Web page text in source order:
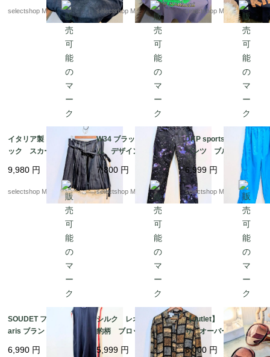
トラコットン 両面プリ
selectshop Merci.
イズ
selectshop Merci.
バ ナラ
selectshop Merci.
イタリア製 90s ゴシ
ック スカート サイ
ズ４２ ブラック リ
ボン ストライプ プ
リーツ フリル 膝丈ス
9,980 円
selectshop Merci.
W34 ブラック デニ
ム デザイン スキニ
ー ストレッチ ジー
ンズ ボトムス パン
ツ パープル 星屑デザ
イン
7,800 円
selectshop Merci.
DKP sports ナイロン
パンツ ブルー 防
水 ウエストゴム
mens Mサイズ ナイ
ロン パンツ Y2K 太
めのパンツ
6,999 円
selectshop Merci.
SOUDET フランス P
aris ブランド ベルギ
ン ユニフォーム ト
6,990 円
シルク レオパード
豹柄 ブロック ブラ
ウス ブラウン 総
柄 Mサイズ
5,999 円
【outlet】 カナダよ
り オーバーサイズ
ブラウン グラデーシ
ョン サングラス ピン
6,000 円